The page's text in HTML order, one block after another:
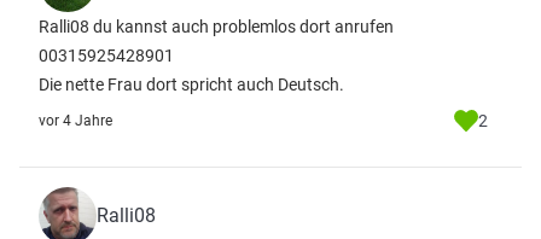
Ralli08 du kannst auch problemlos dort anrufen
00315925428901
Die nette Frau dort spricht auch Deutsch.
vor 4 Jahre 2
Ralli08